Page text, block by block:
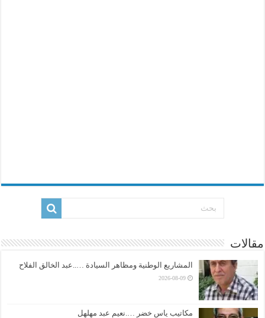
مقالات
المشاريع الوطنية ومظاهر السيادة …..عبد الخالق الفلاح
2026-08-09
مكاتيب ياس خضر ….نعيم عبد مهلهل